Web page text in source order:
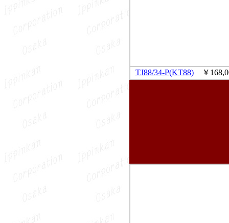
TJ88/34-P(KT88) ￥